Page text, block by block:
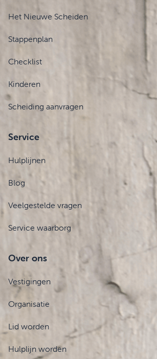
Het Nieuwe Scheiden
Stappenplan
Checklist
Kinderen
Scheiding aanvragen
Service
Hulplijnen
Blog
Veelgestelde vragen
Service waarborg
Over ons
Vestigingen
Organisatie
Lid worden
Hulplijn worden